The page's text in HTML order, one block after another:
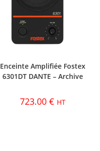
Enceinte Amplifiée Fostex
6301DT DANTE – Archive
723.00 € HT